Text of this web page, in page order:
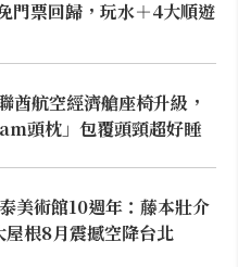
門票回歸，玩水＋4大順遊
酋航空經濟艙座椅升級，
頭枕」包覆頭頸超好睡
美術館10週年：藤本壯介
根8月震撼空降台北